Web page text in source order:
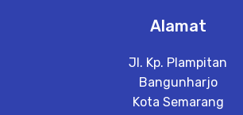
Alamat
Jl. Kp. Plampitan
Bangunharjo
Kota Semarang